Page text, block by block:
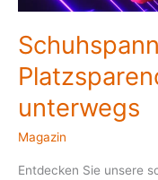
unterwegs
Magazin
Entdecken Sie unsere